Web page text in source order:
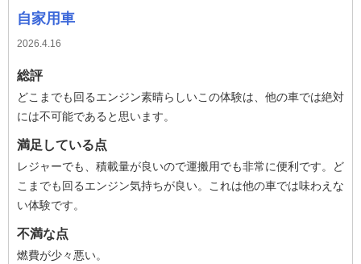
自家用車
2026.4.16
総評
どこまでも回るエンジン素晴らしいこの体験は、他の車では絶対
には不可能であると思います。
満足している点
レジャーでも、積載量が良いので運搬用でも非常に便利です。ど
こまでも回るエンジン気持ちが良い。これは他の車では味わえな
い体験です。
不満な点
燃費が少々悪い。